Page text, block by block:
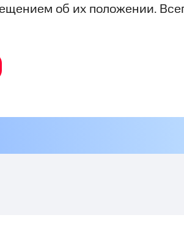
об их положении.